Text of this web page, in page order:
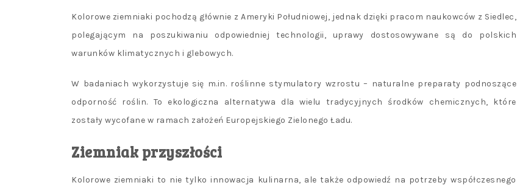
Kolorowe ziemniaki pochodzą głównie z Ameryki Południowej, jednak dzięki pracom naukowców z Siedlec,
polegającym na poszukiwaniu odpowiedniej technologii, uprawy dostosowywane są do polskich
warunków klimatycznych i glebowych.
W badaniach wykorzystuje się m.in. roślinne stymulatory wzrostu – naturalne preparaty podnoszące
odporność roślin. To ekologiczna alternatywa dla wielu tradycyjnych środków chemicznych, które
zostały wycofane w ramach założeń Europejskiego Zielonego Ładu.
Ziemniak przyszłości
Kolorowe ziemniaki to nie tylko innowacja kulinarna, ale także odpowiedź na potrzeby współczesnego